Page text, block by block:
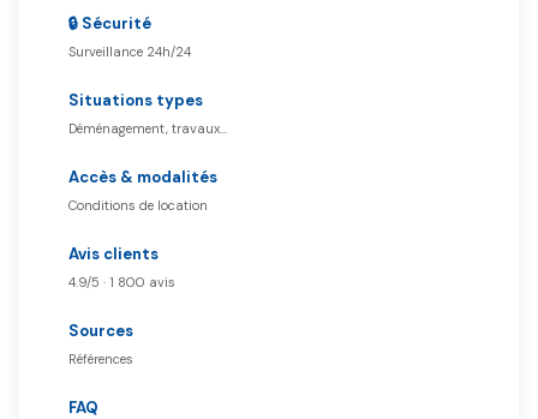
🔒 Sécurité
Surveillance 24h/24
Situations types
Déménagement, travaux…
Accès & modalités
Conditions de location
Avis clients
4.9/5 · 1 800 avis
Sources
Références
FAQ